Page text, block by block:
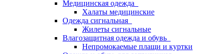
Медицинская одежда
Халаты медицинские
Одежда сигнальная
Жилеты сигнальные
Влагозащитная одежда и обувь
Непромокаемые плащи и куртки